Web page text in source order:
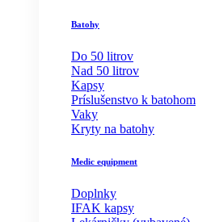
Batohy
Do 50 litrov
Nad 50 litrov
Kapsy
Príslušenstvo k batohom
Vaky
Kryty na batohy
Medic equipment
Doplnky
IFAK kapsy